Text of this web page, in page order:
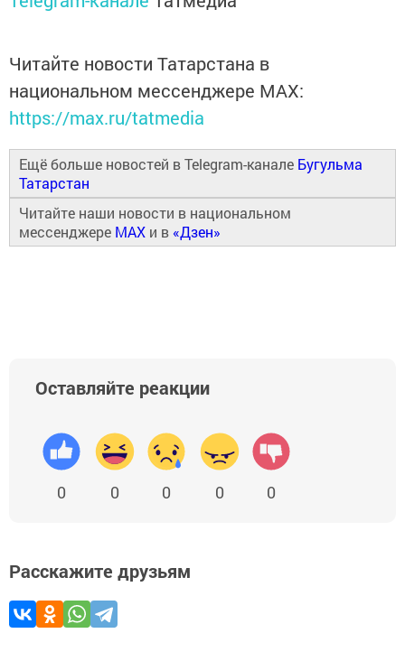
Читайте новости Татарстана в
национальном мессенджере MАХ:
https://max.ru/tatmedia
Ещё больше новостей в Telegram-канале Бугульма
Татарстан
Читайте наши новости в национальном
мессенджере MAX и в «Дзен»
Оставляйте реакции
0 0 0 0 0
Расскажите друзьям